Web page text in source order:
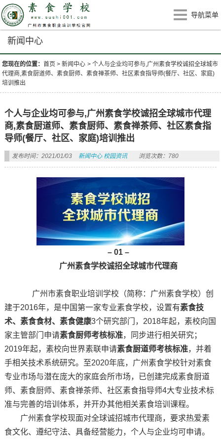
导航菜单
新闻中心
您现在的位置：首页 >新闻中心 >个人与企业均可参与,广州素食学校诚招全球城市
代理商,素食厨道师、素食厨师、素食禅茶师、社区素食指导师(餐厅、社区、家庭)
培训推出
个人与企业均可参与,广州素食学校诚招全球城市代理
商,素食厨道师、素食厨师、素食禅茶师、社区素食指
导师(餐厅、社区、家庭)培训推出
发布时间：2021/01/03 新闻中心 校园资讯 浏览次数：780
– 01 –
广州素食学校诚招全球城市代理商
广州市素食职业培训学校（简称：广州素食学校）创
建于2016年，是中国第一家专业素食学校，设置有素食技
术、素食食材、素食健康3个研究部门，2018年起，素校向国
家主管部门申请素食厨师考核标准，同步进行相关研究；
2019年起，素校向世界素联申请素食厨道师考核标准，并着
手相关技术系统研究。至2020年底，广州素食学校针对素食
专业市场与潜在庞大的家庭会所市场，已创建完成素食厨道
师、素食厨师、素食禅茶师、社区素食指导师4大专业技术标
准与完善的培训体系，并开办其他相关素食培训课程。
广州素食学校现面对全球诚招城市代理商，要求热爱素
食文化、遵纪守法、具备经营能力，个人与企业均可申请。